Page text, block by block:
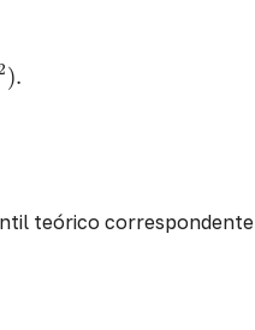
).
)
teórico correspondente